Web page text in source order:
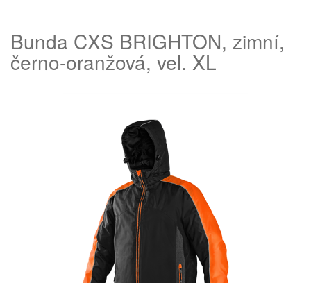
Bunda CXS BRIGHTON, zimní,
černo-oranžová, vel. XL